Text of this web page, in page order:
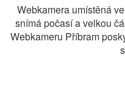
Webkamera umístěná
snímá počasí a velkou
Webkameru Příbram